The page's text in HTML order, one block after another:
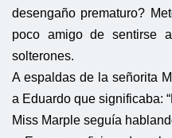
desengaño prematuro?
poco amigo de sentirse
solterones.
A espaldas de la señorita
a Eduardo que significaba:
Miss Marple seguía